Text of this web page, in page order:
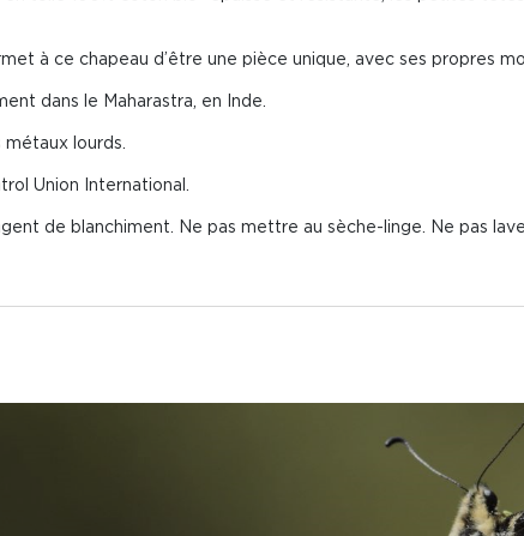
à ce chapeau d’être une pièce unique, avec ses propres
dans le Maharastra, en Inde.
lourds.
Union International.
de blanchiment. Ne pas mettre au sèche-linge. Ne pas